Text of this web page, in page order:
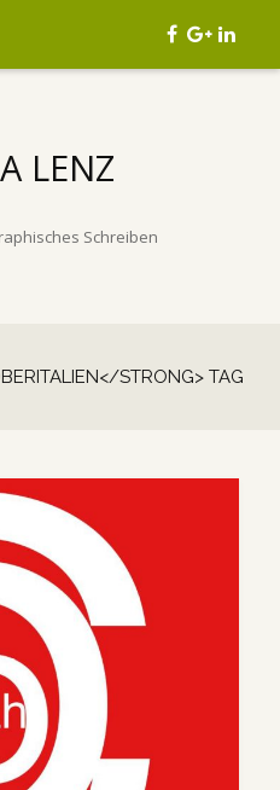
LENZ
Schreiben
STRONG> TAG